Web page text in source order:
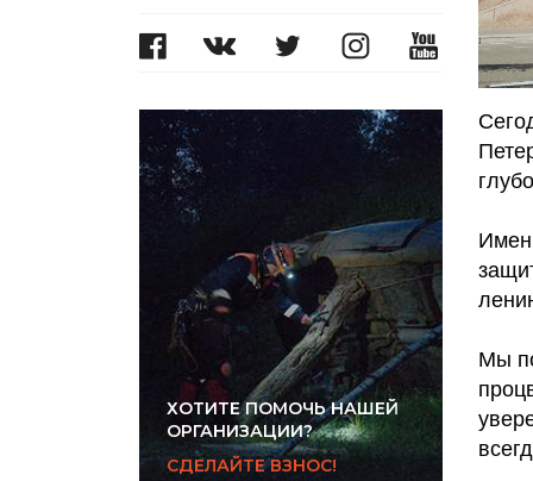
ХОТИТЕ ПОМОЧЬ НАШЕЙ
ОРГАНИЗАЦИИ?
СДЕЛАЙТЕ ВЗНОС!
Мы